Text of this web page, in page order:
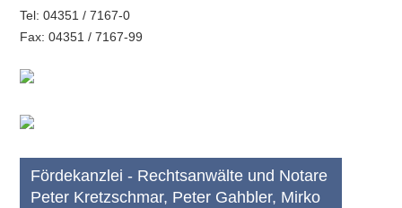
Tel: 04351 / 7167-0
Fax: 04351 / 7167-99
Fördekanzlei - Rechtsanwälte und Notare
Peter Kretzschmar, Peter Gahbler, Mirko